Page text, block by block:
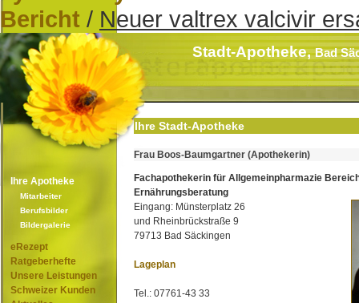
Bericht / Neuer valtrex valcivir
Stadt-Apotheke,Bad
Ihre Apotheke
Mitarbeiter
Berufsbilder
Bildergalerie
eRezept
Ratgeberhefte
Unsere Leistungen
Schweizer Kunden
Ihre Stadt-Apotheke
Frau Boos-Baumgartner (Apothekerin)
Fachapothekerin für Allgemeinpharmazie
Ernährungsberatung
Eingang: Münsterplatz 26
und Rheinbrückstraße 9
79713 Bad Säckingen
Lageplan
Tel.: 07761-43 33